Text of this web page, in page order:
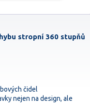
stropní 360 stupňů
čidel
nejen na design, ale